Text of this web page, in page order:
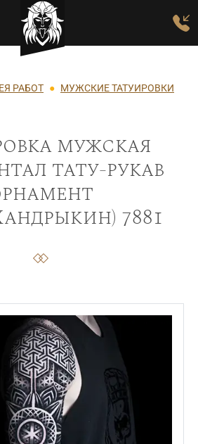
содержанию
РАБОТ МУЖСКИЕ ТАТУИРОВКИ
мужская
тату-рукав
7881